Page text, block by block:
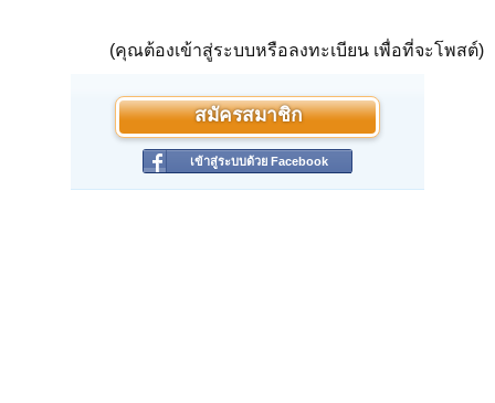
(คุณต้องเข้าสู่ระบบหรือลงทะเบียน เพื่อที่จะโพสต์)
สมัครสมาชิก
เข้าสู่ระบบด้วย Facebook